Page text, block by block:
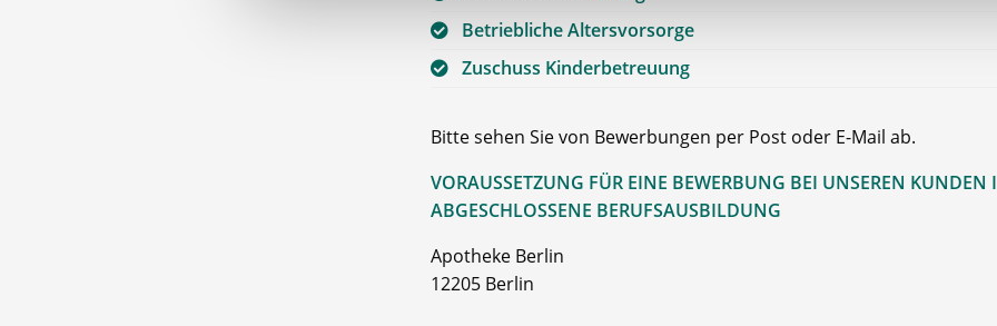
Betriebliche Altersvorsorge
Zuschuss Kinderbetreuung
Bitte sehen Sie von Bewerbungen per Post oder E-Mail ab.
VORAUSSETZUNG FÜR EINE BEWERBUNG BEI UNSEREN KUNDEN
ABGESCHLOSSENE BERUFSAUSBILDUNG
Apotheke Berlin
12205 Berlin